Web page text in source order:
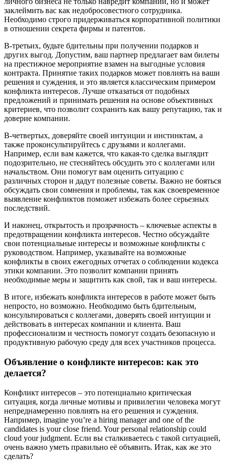
заклеймить вас как недобросовестного сотрудника.
Необходимо строго придерживаться корпоративной политики
в отношении секрета фирмы и патентов.
В-третьих, будьте бдительны при получении подарков и
других выгод. Допустим, ваш партнер предлагает вам билеты
на престижное мероприятие взамен на выгодные условия
контракта. Принятие таких подарков может повлиять на ваши
решения и суждения, и это является классическим примером
конфликта интересов. Лучше отказаться от подобных
предложений и принимать решения на основе объективных
критериев, что позволит сохранить как вашу репутацию, так и
доверие компании.
В-четвертых, доверяйте своей интуиции и инстинктам, а
также проконсультируйтесь с друзьями и коллегами.
Например, если вам кажется, что какая-то сделка выглядит
подозрительно, не стесняйтесь обсудить это с коллегами или
начальством. Они помогут вам оценить ситуацию с
различных сторон и дадут полезные советы. Важно не бояться
обсуждать свои сомнения и проблемы, так как своевременное
выявление конфликтов поможет избежать более серьезных
последствий.
И наконец, открытость и прозрачность – ключевые аспекты в
предотвращении конфликта интересов. Честно обсуждайте
свои потенциальные интересы и возможные конфликты с
руководством. Например, указывайте на возможные
конфликты в своих ежегодных отчетах о соблюдении кодекса
этики компании. Это позволит компании принять
необходимые меры и защитить как свой, так и ваш интересы.
В итоге, избежать конфликта интересов в работе может быть
непросто, но возможно. Необходимо быть бдительным,
консультироваться с коллегами, доверять своей интуиции и
действовать в интересах компании и клиента. Ваш
профессионализм и честность помогут создать безопасную и
продуктивную рабочую среду для всех участников процесса.
Объявление о конфликте интересов: как это
делается?
Конфликт интересов – это потенциально критическая
ситуация, когда личные мотивы и привилегии человека могут
непреднамеренно повлиять на его решения и суждения.
Например, imagine you’re a hiring manager and one of the
candidates is your close friend. Your personal relationship could
cloud your judgment. Если вы сталкиваетесь с такой ситуацией,
очень важно уметь правильно её объявить. Итак, как же это
сделать?